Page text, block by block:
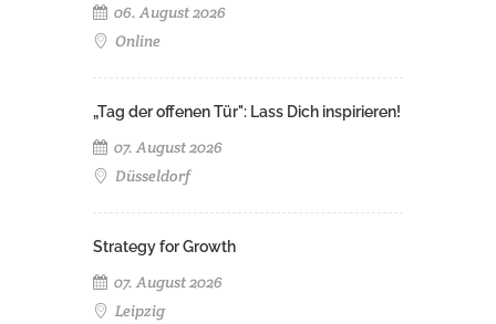
06. August 2026
Online
„Tag der offenen Tür": Lass Dich inspirieren!
07. August 2026
Düsseldorf
Strategy for Growth
07. August 2026
Leipzig